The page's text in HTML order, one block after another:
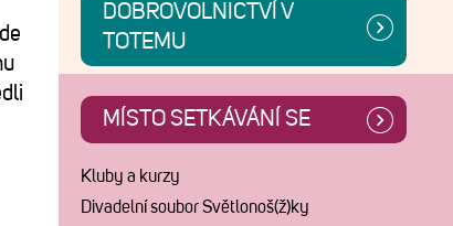
DOBROVOLNICTVÍ V
TOTEMU
MÍSTO SETKÁVÁNÍ SE
Kluby a kurzy
Divadelní soubor Světlonoš(ž)ky